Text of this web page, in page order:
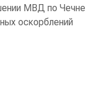
МВД по Чечне
оскорблений